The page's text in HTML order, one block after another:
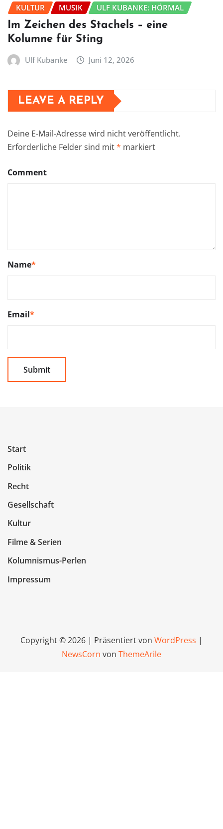
KULTUR MUSIK ULF KUBANKE: HÖRMAL
Im Zeichen des Stachels – eine
Kolumne für Sting
Ulf Kubanke Juni 12, 2026
LEAVE A REPLY
Deine E-Mail-Adresse wird nicht veröffentlicht.
Erforderliche Felder sind mit* markiert
Comment
Name*
Email*
Start
Politik
Recht
Gesellschaft
Kultur
Filme & Serien
Kolumnismus-Perlen
Impressum
Copyright © 2026 | Präsentiert von WordPress |
NewsCorn von ThemeArile